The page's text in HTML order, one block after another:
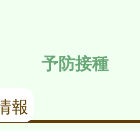
予防接種
報